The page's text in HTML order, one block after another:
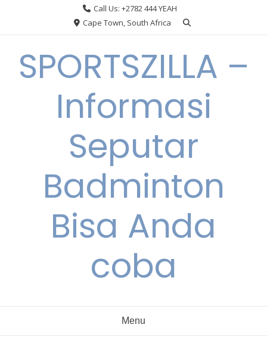
Call Us: +2782 444 YEAH
Cape Town, South Africa
SPORTSZILLA –
Informasi
Seputar
Badminton
Bisa Anda
coba
Menu